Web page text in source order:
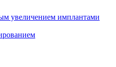
увеличением имплантами